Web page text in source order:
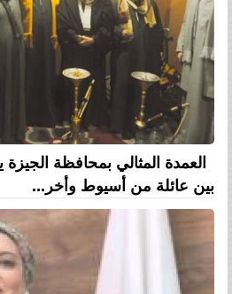
العمدة المثالي بمحافظة
بين عائلة من أسيوط وأخر...